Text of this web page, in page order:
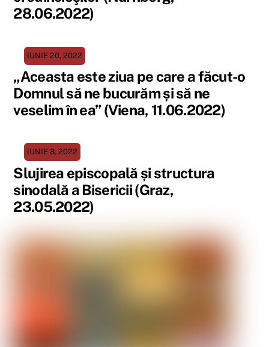
28.06.2022)
IUNIE 20, 2022
„Aceasta este ziua pe care a făcut-o
Domnul să ne bucurăm și să ne
veselim în ea” (Viena, 11.06.2022)
IUNIE 8, 2022
Slujirea episcopală și structura
sinodală a Bisericii (Graz,
23.05.2022)